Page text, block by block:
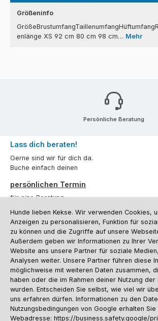
Größeninfo
enlänge XS 92 cm 80 cm 98 cm… Mehr
Persönliche Beratung
Lass dich beraten!
Gerne sind wir für dich da.
Buche einfach deinen
persönlichen Termin
für eine Beratung.
Oder über unserKontaktformular.
Vertrag widerrufen
Kundenservice
Informationen
Social Media und Kontakt
Hunde lieben Kekse. Wir verwenden Cookies,
Anzeigen zu personalisieren, Funktion für
zu können und die Zugriffe auf unsere
Außerdem geben wir Informationen zu Ihrer
Website ans unsere Partner für soziale
Analysen weiter. Unsere Partner führen diese
möglichweise mit weiteren Daten zusammen,
haben oder die im Rahmen deiner Nutzung
wurden. Entscheiden Sie selbst, wie viel wir
uns erfahren dürfen. Informationen zu den
Nutzungsbedingungen von Google erhalten
Webadresse: https://business.safety.google/